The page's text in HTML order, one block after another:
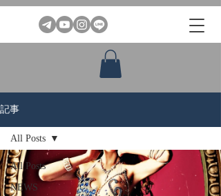
記事
All Posts
NEWS
All Posts